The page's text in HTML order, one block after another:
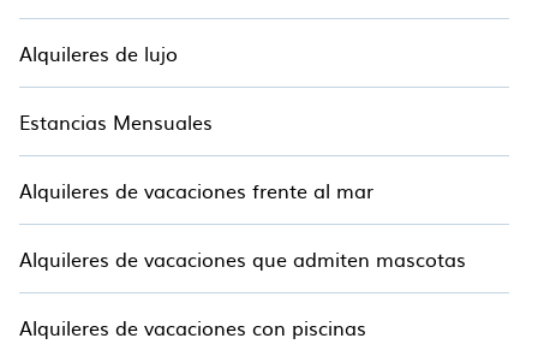
Alquileres de lujo
Estancias Mensuales
Alquileres de vacaciones frente al mar
Alquileres de vacaciones que admiten mascotas
Alquileres de vacaciones con piscinas